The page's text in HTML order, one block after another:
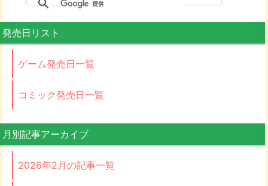
発売日リスト
ゲーム発売日一覧
コミック発売日一覧
月別記事アーカイブ
2026年2月の記事一覧